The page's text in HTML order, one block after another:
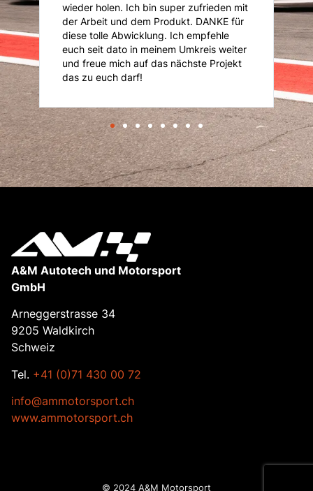
wieder holen. Ich bin super zufrieden mit
der Arbeit und dem Produkt. DANKE für
diese tolle Abwicklung. Ich empfehle
euch seit dato in meinem Umkreis weiter
und freue mich auf das nächste Projekt
das zu euch darf!
A&M Autotech und Motorsport
GmbH
Arneggerstrasse 34
9205 Waldkirch
Schweiz
Tel. +41 (0)71 430 00 72
info@ammotorsport.ch
www.ammotorsport.ch
© 2024 A&M Motorsport